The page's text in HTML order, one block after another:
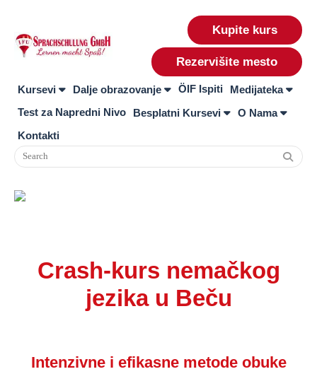
Kupite kurs
Rezervišite mesto
Kursevi Dalje obrazovanje ÖIF Ispiti
Medijateka
Test za Napredni Nivo
Besplatni Kursevi
O Nama
Kontakti
Crash-kurs nemačkog
jezika u Beču
Intenzivne i efikasne metode obuke